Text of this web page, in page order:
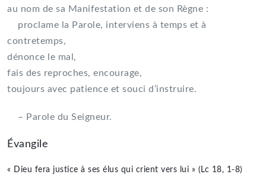
au nom de sa Manifestation et de son Règne :
proclame la Parole, interviens à temps et à
contretemps,
dénonce le mal,
fais des reproches, encourage,
toujours avec patience et souci d’instruire.
– Parole du Seigneur.
Évangile
« Dieu fera justice à ses élus qui crient vers lui » (Lc 18, 1-8)